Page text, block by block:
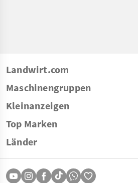
Landwirt.com
Maschinengruppen
Kleinanzeigen
Top Marken
Länder